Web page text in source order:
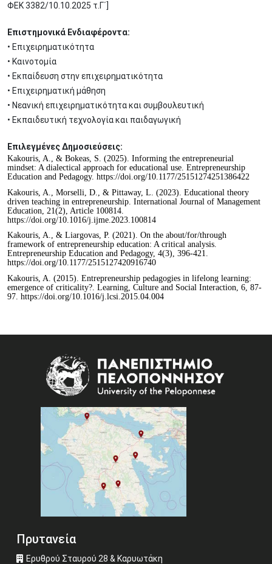
ΦΕΚ 3382/10.10.2025 τ.Γ΄]
Επιστημονικά Ενδιαφέροντα:
• Επιχειρηματικότητα
• Καινοτομία
• Εκπαίδευση στην επιχειρηματικότητα
• Επιχειρηματική μάθηση
• Νεανική επιχειρηματικότητα και συμβουλευτική
• Εκπαιδευτική τεχνολογία και παιδαγωγική
Επιλεγμένες Δημοσιεύσεις:
Kakouris, A., & Bokeas, S. (2025). Informing the entrepreneurial
mindset: A dialectical approach for educational use. Entrepreneurship
Education and Pedagogy. https://doi.org/10.1177/25151274251386422
Kakouris, A., Morselli, D., & Pittaway, L. (2023). Educational theory
driven teaching in entrepreneurship. International Journal of Management
Education, 21(2), Article 100814.
https://doi.org/10.1016/j.ijme.2023.100814
Kakouris, A., & Liargovas, P. (2021). On the about/for/through
framework of entrepreneurship education: A critical analysis.
Entrepreneurship Education and Pedagogy, 4(3), 396-421.
https://doi.org/10.1177/2515127420916740
Kakouris, A. (2015). Entrepreneurship pedagogies in lifelong learning:
emergence of criticality?. Learning, Culture and Social Interaction, 6, 87-
97. https://doi.org/10.1016/j.lcsi.2015.04.004
Πρυτανεία
Ερυθρού Σταυρού 28 & Καρυωτάκη